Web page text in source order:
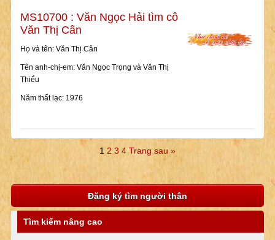
MS10700 : Văn Ngọc Hải tìm cô
Văn Thị Cân
Họ và tên: Văn Thị Cân
Tên anh-chị-em: Văn Ngọc Trọng và Văn Thị
Thiểu
Năm thất lạc: 1976
1 2 3 4 Trang sau »
Đăng ký tìm người thân
Tìm kiếm nâng cao